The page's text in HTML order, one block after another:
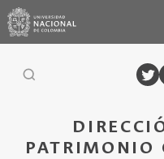
PATRIMONIO